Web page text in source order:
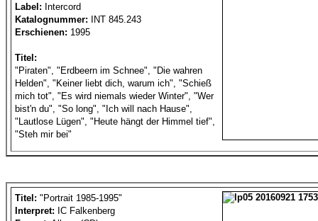
Label: Intercord
Katalognummer: INT 845.243
Erschienen: 1995
Titel:
"Piraten", "Erdbeern im Schnee", "Die wahren
Helden", "Keiner liebt dich, warum ich", "Schieß
mich tot", "Es wird niemals wieder Winter", "Wer
bist'n du", "So long", "Ich will nach Hause",
"Lautlose Lügen", "Heute hängt der Himmel tief",
"Steh mir bei"
Titel: "Portrait 1985-1995"
Interpret: IC Falkenberg